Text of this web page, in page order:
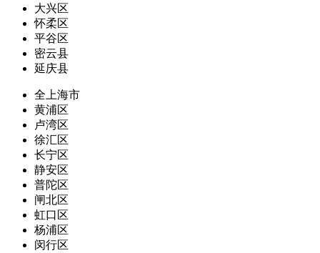
大兴区
怀柔区
平谷区
密云县
延庆县
全上海市
黄浦区
卢湾区
徐汇区
长宁区
静安区
普陀区
闸北区
虹口区
杨浦区
闵行区